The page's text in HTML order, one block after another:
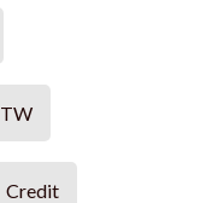
Credit